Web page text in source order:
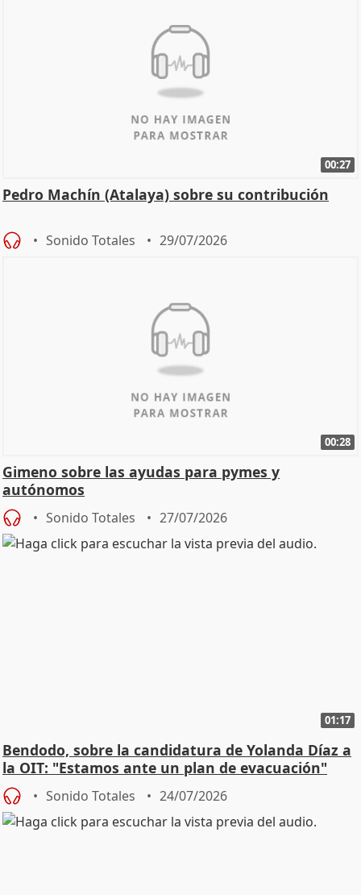
00:27
Pedro Machín (Atalaya) sobre su contribución
Sonido Totales 29/07/2026
00:28
Gimeno sobre las ayudas para pymes y
autónomos
Sonido Totales 27/07/2026
01:17
Bendodo, sobre la candidatura de Yolanda Díaz a
la OIT: "Estamos ante un plan de evacuación"
Sonido Totales 24/07/2026